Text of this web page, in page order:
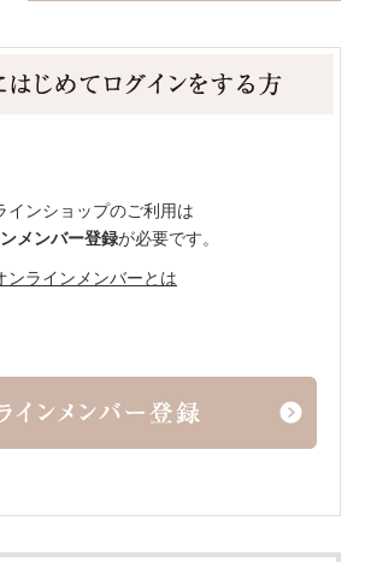
インショップのご利用は
メンバー登録が必要です。
ンラインメンバーとは